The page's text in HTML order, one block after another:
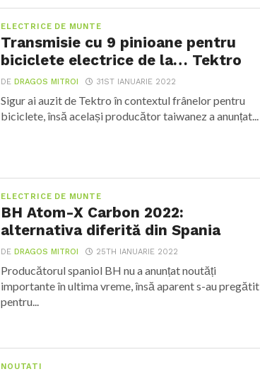
ELECTRICE DE MUNTE
Transmisie cu 9 pinioane pentru
biciclete electrice de la… Tektro
DE DRAGOS MITROI 31ST IANUARIE 2022
Sigur ai auzit de Tektro în contextul frânelor pentru
biciclete, însă același producător taiwanez a anunțat...
ELECTRICE DE MUNTE
BH Atom-X Carbon 2022:
alternativa diferită din Spania
DE DRAGOS MITROI 25TH IANUARIE 2022
Producătorul spaniol BH nu a anunțat noutăți
importante în ultima vreme, însă aparent s-au pregătit
pentru...
NOUTATI